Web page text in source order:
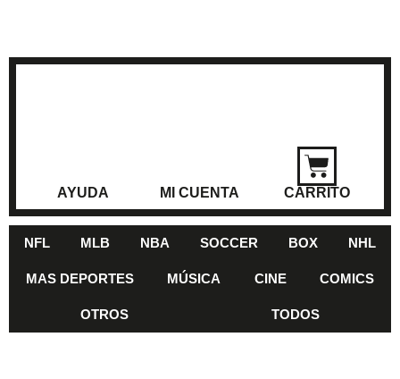
AYUDA MI CUENTA CARRITO
NFL MLB NBA SOCCER BOX NHL
MAS DEPORTES MÚSICA CINE COMICS
OTROS TODOS